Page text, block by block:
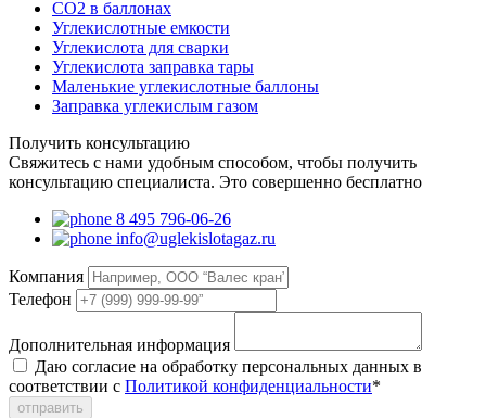
CO2 в баллонах
Углекислотные емкости
Углекислота для сварки
Углекислота заправка тары
Маленькие углекислотные баллоны
Заправка углекислым газом
Получить консультацию
Свяжитесь с нами удобным способом, чтобы получить
консультацию специалиста. Это совершенно бесплатно
8 495 796-06-26
info@uglekislotagaz.ru
Компания
Телефон
Дополнительная информация
Даю согласие на обработку персональных данных в
соответствии с Политикой конфиденциальности*
отправить